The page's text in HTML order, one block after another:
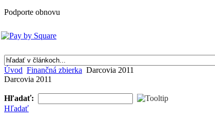
Podporte obnovu
Úvod Finančná zbierka Darcovia 2011
Darcovia 2011
Hľadať:
Hľadať